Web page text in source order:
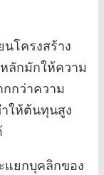
โครงสร้าง
ลักมักให้ความ
กว่าความ
ให้ต้นทุนสูง
แยกบุคลิกของ